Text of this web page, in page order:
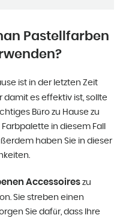
Pastellfarben
ist in der letzten Zeit
es effektiv ist, sollte
Büro zu Hause zu
in diesem Fall
haben Sie in dieser
Accessoires zu
Sie streben einen
Sie dafür, dass Ihre